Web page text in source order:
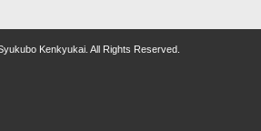
Kenkyukai. All Rights Reserved.